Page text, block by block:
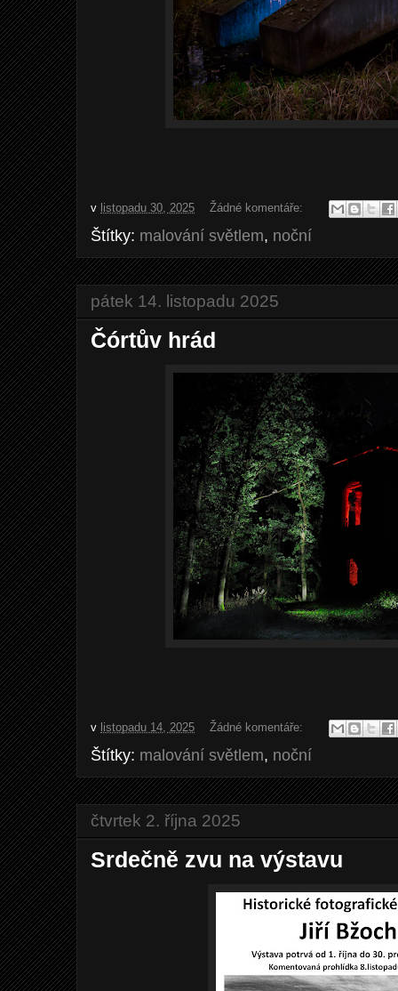
v listopadu 30, 2025 Žádné komentáře:
Štítky: malování světlem, noční
pátek 14. listopadu 2025
Čórtův hrád
v listopadu 14, 2025 Žádné komentáře:
Štítky: malování světlem, noční
čtvrtek 2. října 2025
Srdečně zvu na výstavu